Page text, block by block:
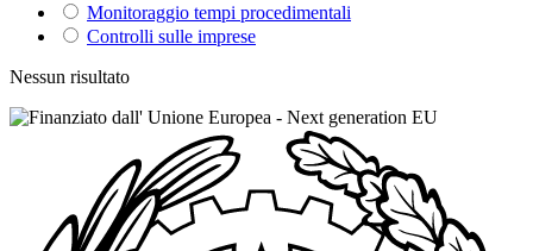
Monitoraggio tempi procedimentali
Controlli sulle imprese
Nessun risultato